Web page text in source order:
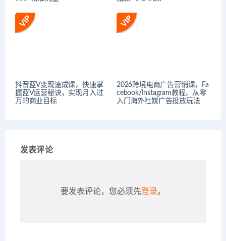
抖音蓝V变现速成课，快速掌
握蓝V运营秘诀，实现月入过
万的商业目标
2026跨境电商广告营销课，Fa
cebook/Instagram教程，从零
入门海外社媒广告投放玩法
发表评论
要发表评论，您必须先登录。